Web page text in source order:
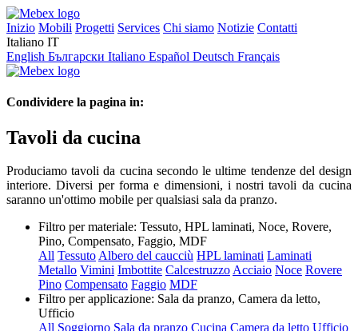
Inizio Mobili Progetti Services Chi siamo Notizie Contatti
Italiano IT
English Български Italiano Español Deutsch Français
Condividere la pagina in:
Tavoli da cucina
Produciamo tavoli da cucina secondo le ultime tendenze del design
interiore. Diversi per forma e dimensioni, i nostri tavoli da cucina
saranno un'ottimo mobile per qualsiasi sala da pranzo.
Filtro per materiale: Tessuto, HPL laminati, Noce, Rovere,
Pino, Compensato, Faggio, MDF
All TessutoAlbero del caucciù HPL laminati Laminati
Metallo Vimini Imbottite CalcestruzzoAcciaio Noce Rovere
Pino Compensato Faggio MDF
Filtro per applicazione: Sala da pranzo, Camera da letto,
Ufficio
All Soggiorno Sala da pranzo Cucina Camera da letto Ufficio